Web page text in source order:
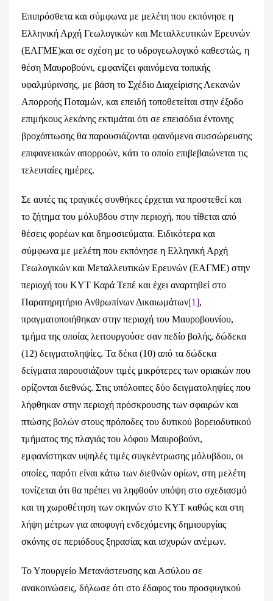
Επιπρόσθετα και σύμφωνα με μελέτη που εκπόνησε η
Ελληνική Αρχή Γεωλογικών και Μεταλλευτικών Ερευνών
(ΕΑΓΜΕ)και σε σχέση με το υδρογεωλογικό καθεστώς, η
θέση Μαυροβούνι, εμφανίζει φαινόμενα τοπικής
υφαλμύρινσης, με βάση το Σχέδιο Διαχείρισης Λεκανών
Απορροής Ποταμών, και επειδή τοποθετείται στην έξοδο
επιμήκους λεκάνης εκτιμάται ότι σε επεισόδια έντονης
βροχόπτωσης θα παρουσιάζονται φαινόμενα συσσώρευσης
επιφανειακών απορροών, κάτι το οποίο επιβεβαιώνεται τις
τελευταίες ημέρες.
Σε αυτές τις τραγικές συνθήκες έρχεται να προστεθεί και
το ζήτημα του μόλυβδου στην περιοχή, που τίθεται από
θέσεις φορέων και δημοσιεύματα. Ειδικότερα και
σύμφωνα με μελέτη που εκπόνησε η Ελληνική Αρχή
Γεωλογικών και Μεταλλευτικών Ερευνών (ΕΑΓΜΕ) στην
περιοχή του ΚΥΤ Καρά Τεπέ και έχει αναρτηθεί στο
Παρατηρητήριο Ανθρωπίνων Δικαιωμάτων[1],
πραγματοποιήθηκαν στην περιοχή του Μαυροβουνίου,
τμήμα της οποίας λειτουργούσε σαν πεδίο βολής, δώδεκα
(12) δειγματοληψίες. Τα δέκα (10) από τα δώδεκα
δείγματα παρουσιάζουν τιμές μικρότερες των οριακών που
ορίζονται διεθνώς. Στις υπόλοιπες δύο δειγματοληψίες που
λήφθηκαν στην περιοχή πρόσκρουσης των σφαιρών και
πτώσης βολών στους πρόποδες του δυτικού βορειοδυτικού
τμήματος της πλαγιάς του λόφου Μαυροβούνι,
εμφανίστηκαν υψηλές τιμές συγκέντρωσης μόλυβδου, οι
οποίες, παρότι είναι κάτω των διεθνών ορίων, στη μελέτη
τονίζεται ότι θα πρέπει να ληφθούν υπόψη στο σχεδιασμό
και τη χωροθέτηση των σκηνών στο ΚΥΤ καθώς και στη
λήψη μέτρων για αποφυγή ενδεχόμενης δημιουργίας
σκόνης σε περιόδους ξηρασίας και ισχυρών ανέμων.
Το Υπουργείο Μετανάστευσης και Ασύλου σε
ανακοινώσεις, δήλωσε ότι στο έδαφος του προσφυγικού